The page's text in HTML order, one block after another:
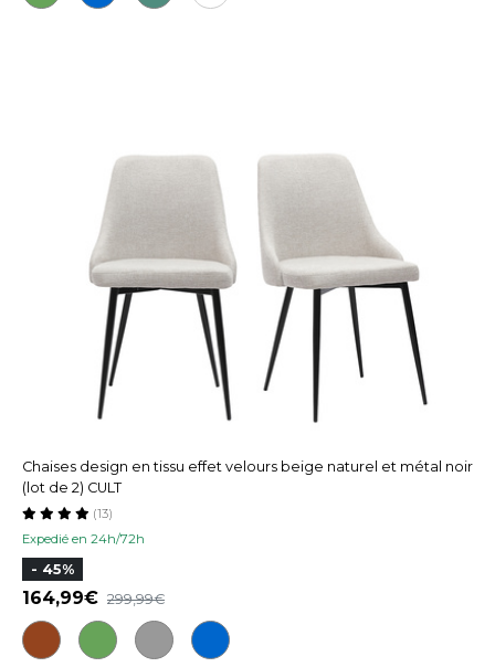
Chaises design en tissu effet velours beige naturel et métal noir
(lot de 2) CULT
Expedié en 24h/72h
(13)
- 45%
164,99 299,99